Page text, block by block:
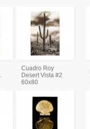
Cuadro Roy
Desert Vista #2
60x80